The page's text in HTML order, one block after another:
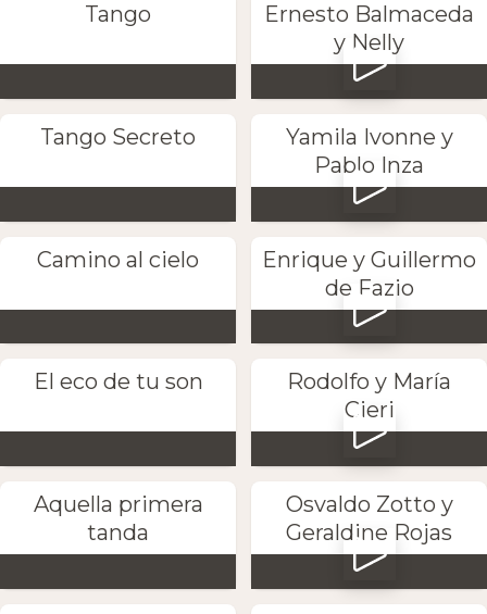
Tango
Ernesto Balmaceda
y Nelly
Tango Secreto
Yamila Ivonne y
Pablo Inza
Camino al cielo
Enrique y Guillermo
de Fazio
El eco de tu son
Rodolfo y María
Cieri
Aquella primera
tanda
Osvaldo Zotto y
Geraldine Rojas